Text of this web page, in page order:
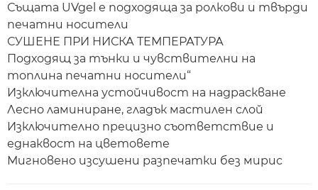
Същата UVgel е подходяща за ролкови и твърди
печатни носители
СУШЕНЕ ПРИ НИСКА ТЕМПЕРАТУРА
Подходящ за тънки и чувствителни на
топлина печатни носители“
Изключителна устойчивост на надраскване
Лесно ламиниране, гладък мастилен слой
Изключително прецизно съответствие и
еднаквост на цветовете
Мигновено изсушени разпечатки без мирис